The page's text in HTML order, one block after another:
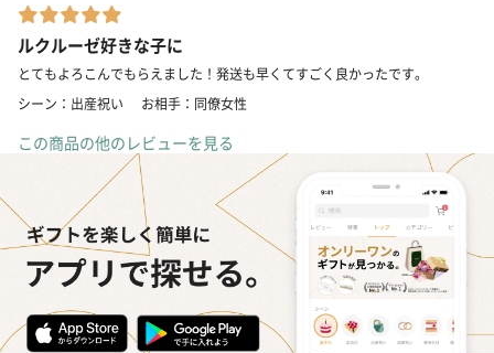
ルクルーゼ好きな子に
とてもよろこんでもらえました！発送も早くてすごく良かったです。
シーン：出産祝い
お相手：同僚女性
この商品の他のレビューを見る